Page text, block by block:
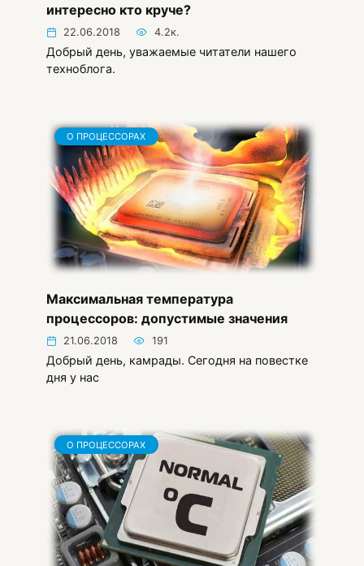
интересно кто круче?
22.06.2018 4.2к.
Добрый день, уважаемые читатели нашего
техноблога.
О ПРОЦЕССОРАХ
Максимальная температура
процессоров: допустимые значения
21.06.2018 191
Добрый день, камрады. Сегодня на повестке
дня у нас
О ПРОЦЕССОРАХ